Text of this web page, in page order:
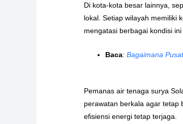
Di kota-kota besar lainnya,
lokal. Setiap wilayah memiliki
mengatasi berbagai kondisi ini
Baca:Bagaimana
Pemanas air tenaga surya
perawatan berkala agar tetap
efisiensi energi tetap terjaga.